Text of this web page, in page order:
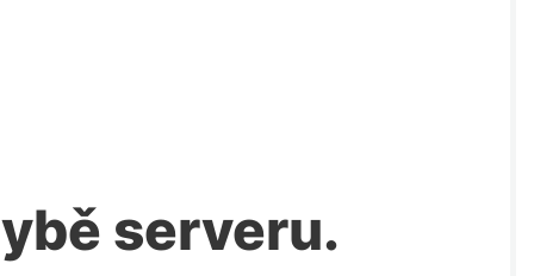
serveru.